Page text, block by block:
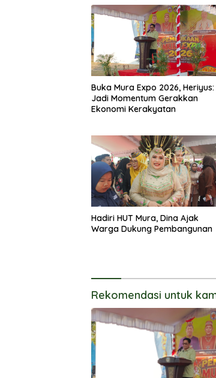
Buka Mura Expo 2026, Heriyus:
Jadi Momentum Gerakkan
Ekonomi Kerakyatan
Hadiri HUT Mura, Dina Ajak
Warga Dukung Pembangunan
Rekomendasi untuk